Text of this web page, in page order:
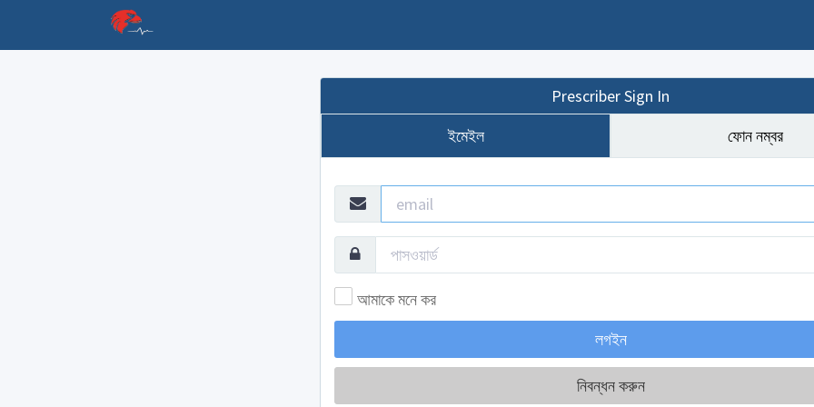
Prescriber Sign In
ইমেইল
ফোন নম্বর
আমাকে মনে কর
নিবন্ধন করুন